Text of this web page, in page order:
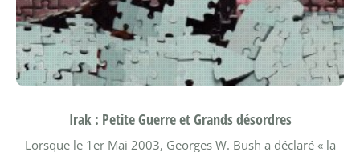
Irak : Petite Guerre et Grands désordres
Lorsque le 1er Mai 2003, Georges W. Bush a déclaré « la